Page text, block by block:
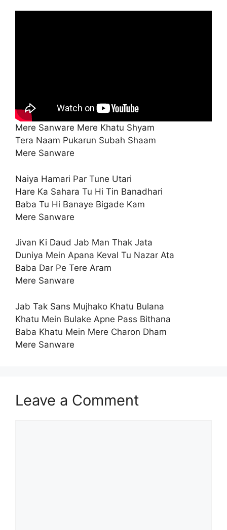
Mere Sanware Mere Khatu Shyam
Tera Naam Pukarun Subah Shaam
Mere Sanware
Naiya Hamari Par Tune Utari
Hare Ka Sahara Tu Hi Tin Banadhari
Baba Tu Hi Banaye Bigade Kam
Mere Sanware
Jivan Ki Daud Jab Man Thak Jata
Duniya Mein Apana Keval Tu Nazar Ata
Baba Dar Pe Tere Aram
Mere Sanware
Jab Tak Sans Mujhako Khatu Bulana
Khatu Mein Bulake Apne Pass Bithana
Baba Khatu Mein Mere Charon Dham
Mere Sanware
Leave a Comment